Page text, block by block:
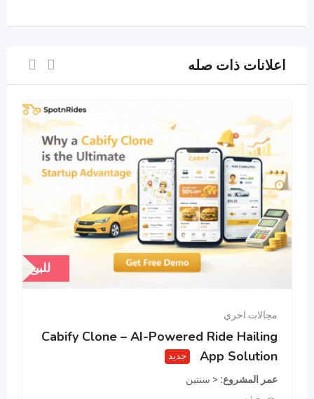
اعلانات ذات صله
للبيع
مجالات اخري
Cabify Clone – AI-Powered Ride Hailing
App Solution
جديد
عمر المشروع < سنتين